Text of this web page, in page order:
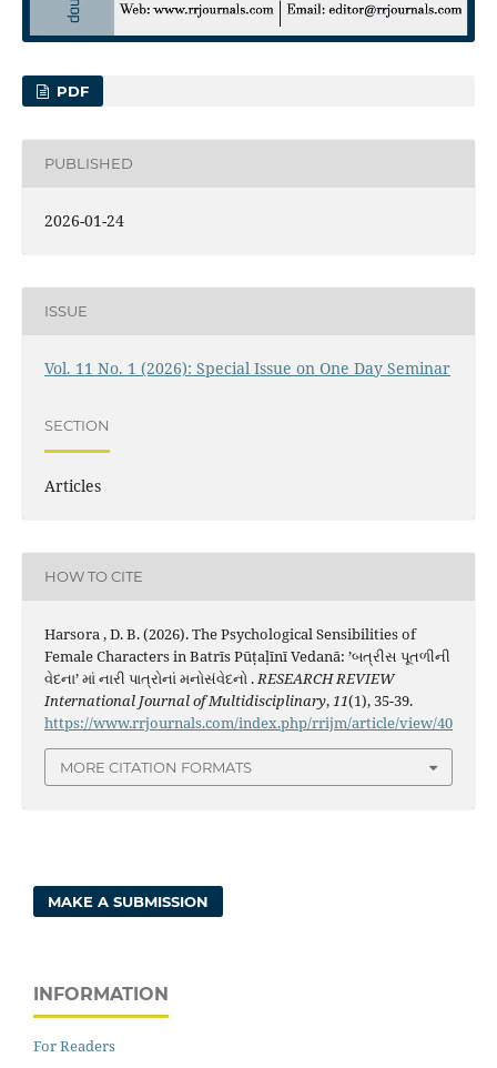
PDF
PUBLISHED
2026-01-24
ISSUE
Vol. 11 No. 1 (2026): Special Issue on One Day Seminar
SECTION
Articles
HOW TO CITE
Harsora , D. B. (2026). The Psychological Sensibilities of
Female Characters in Batrīs Pūṭaḷīnī Vedanā: ’બત્રીસ પૂતળીની
વેદના’ માં નારી પાત્રોનાં મનોસંવેદનો .RESEARCH REVIEW
International Journal of Multidisciplinary,11(1), 35-39.
https://www.rrjournals.com/index.php/rrijm/article/view/40
MORE CITATION FORMATS
MAKE A SUBMISSION
INFORMATION
For Readers